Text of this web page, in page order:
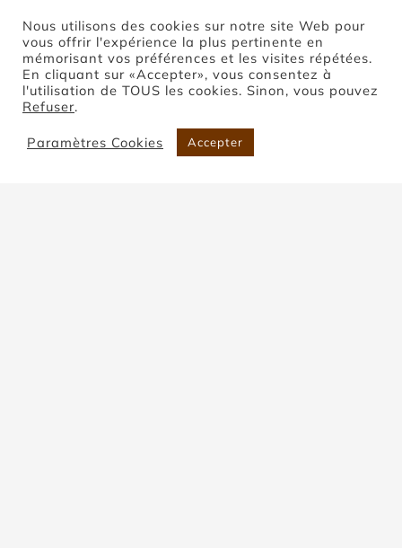
Gravure sur pierre
de Coupiac
Nous utilisons des cookies sur notre site Web pour
vous offrir l'expérience la plus pertinente en
mémorisant vos préférences et les visites répétées.
En cliquant sur «Accepter», vous consentez à
l'utilisation de TOUS les cookies. Sinon, vous pouvez
Refuser.
Paramètres Cookies Accepter